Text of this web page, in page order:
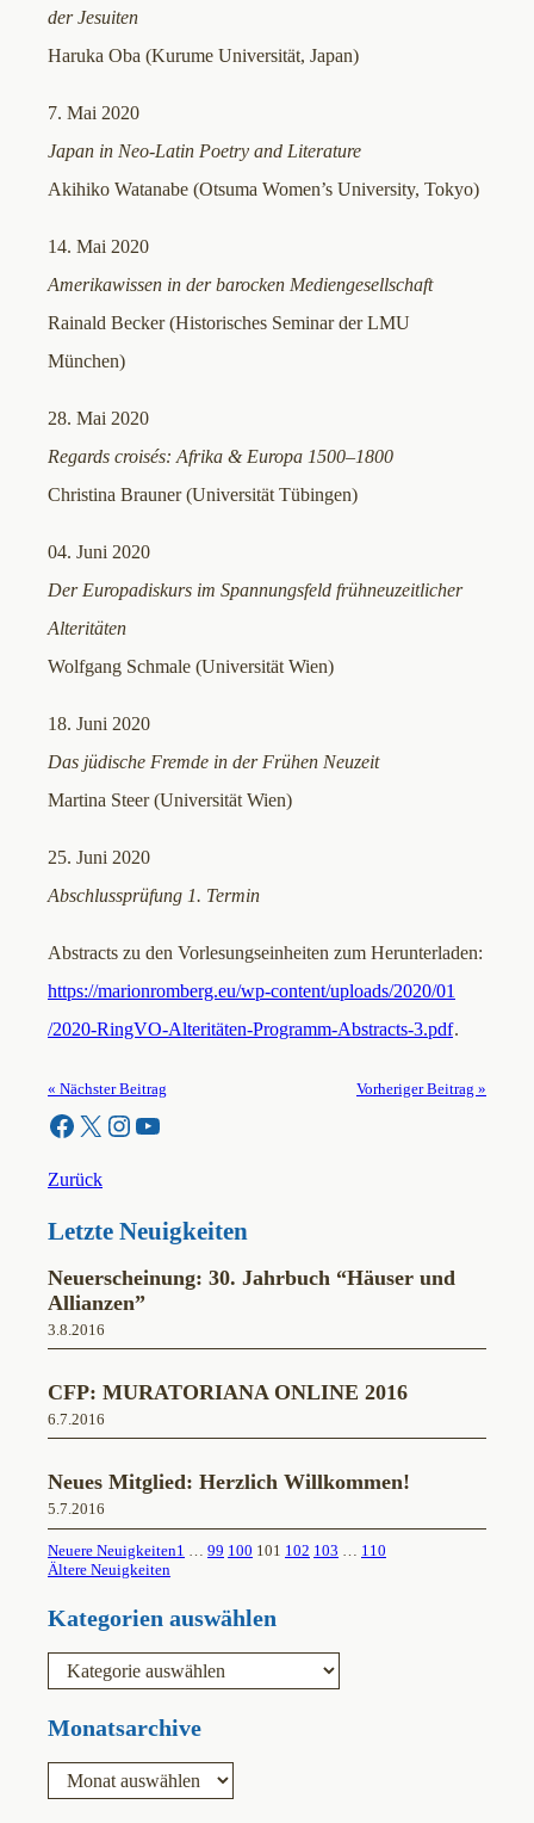
der Jesuiten
Haruka Oba (Kurume Universität, Japan)
7. Mai 2020
Japan in Neo-Latin Poetry and Literature
Akihiko Watanabe (Otsuma Women’s University, Tokyo)
14. Mai 2020
Amerikawissen in der barocken Mediengesellschaft
Rainald Becker (Historisches Seminar der LMU
München)
28. Mai 2020
Regards croisés: Afrika & Europa 1500–1800
Christina Brauner (Universität Tübingen)
04. Juni 2020
Der Europadiskurs im Spannungsfeld frühneuzeitlicher
Alteritäten
Wolfgang Schmale (Universität Wien)
18. Juni 2020
Das jüdische Fremde in der Frühen Neuzeit
Martina Steer (Universität Wien)
25. Juni 2020
Abschlussprüfung 1. Termin
Abstracts zu den Vorlesungseinheiten zum Herunterladen:
https://marionromberg.eu/wp-content/uploads/2020/01
/2020-RingVO-Alteritäten-Programm-Abstracts-3.pdf.
« Nächster Beitrag Vorheriger Beitrag »
Facebook X Instagram YouTube
Zurück
Letzte Neuigkeiten
Neuerscheinung: 30. Jahrbuch “Häuser und
Allianzen”
3.8.2016
CFP: MURATORIANA ONLINE 2016
6.7.2016
Neues Mitglied: Herzlich Willkommen!
5.7.2016
Neuere Neuigkeiten1 99 100 101 102 103
110
Ältere Neuigkeiten
Kategorien auswählen
e
g
Monatsarchive